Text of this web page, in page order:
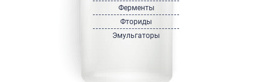
Ферменты
Фториды
Эмульгаторы